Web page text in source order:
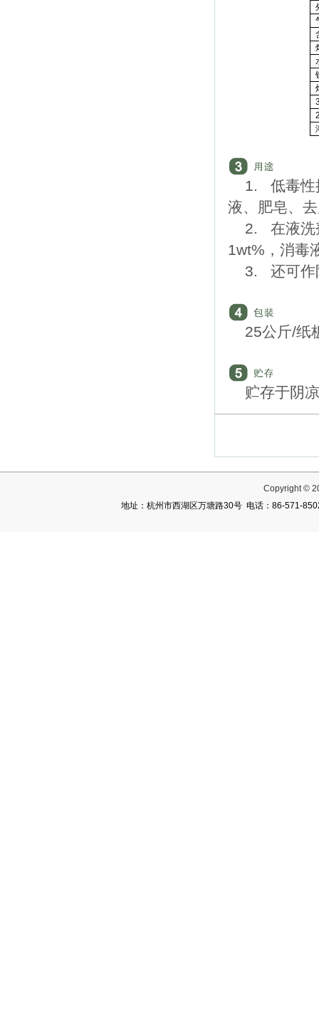
1. 低毒性
液、肥皂、
2. 在液洗
1wt%，消毒
3. 还可作
25公斤/纸
贮存于阴
Copyright ©
地址：杭州市西湖区万塘路30号 电话：86-571-